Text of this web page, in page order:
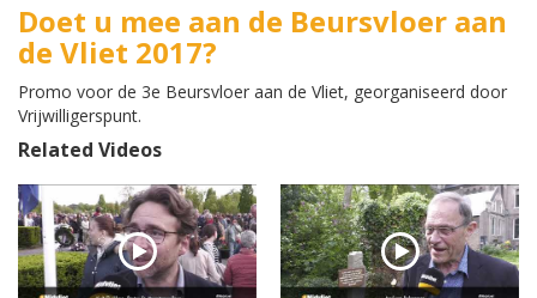
Doet u mee aan de Beursvloer aan
de Vliet 2017?
Promo voor de 3e Beursvloer aan de Vliet, georganiseerd door
Vrijwilligerspunt.
Related Videos